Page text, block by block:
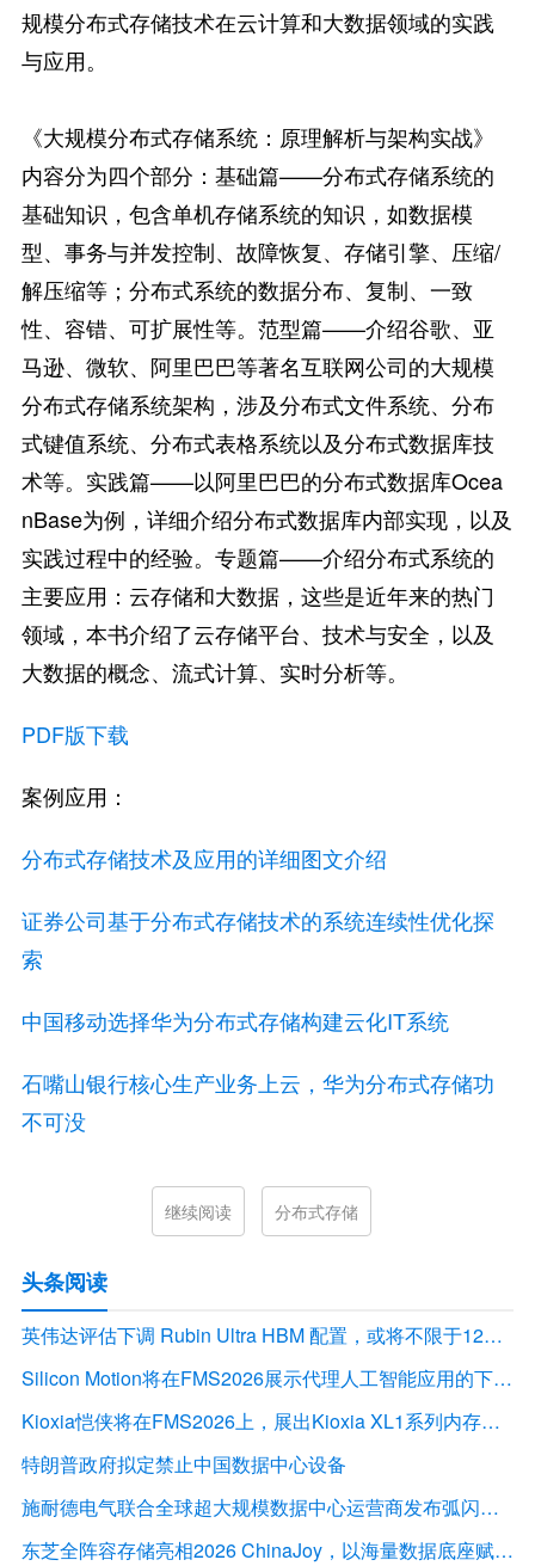
规模分布式存储技术在云计算和大数据领域的实践
与应用。
《大规模分布式存储系统：原理解析与架构实战》
内容分为四个部分：基础篇——分布式存储系统的
基础知识，包含单机存储系统的知识，如数据模
型、事务与并发控制、故障恢复、存储引擎、压缩/
解压缩等；分布式系统的数据分布、复制、一致
性、容错、可扩展性等。范型篇——介绍谷歌、亚
马逊、微软、阿里巴巴等著名互联网公司的大规模
分布式存储系统架构，涉及分布式文件系统、分布
式键值系统、分布式表格系统以及分布式数据库技
术等。实践篇——以阿里巴巴的分布式数据库Ocea
nBase为例，详细介绍分布式数据库内部实现，以及
实践过程中的经验。专题篇——介绍分布式系统的
主要应用：云存储和大数据，这些是近年来的热门
领域，本书介绍了云存储平台、技术与安全，以及
大数据的概念、流式计算、实时分析等。
PDF版下载
案例应用：
分布式存储技术及应用的详细图文介绍
证券公司基于分布式存储技术的系统连续性优化探
索
中国移动选择华为分布式存储构建云化IT系统
石嘴山银行核心生产业务上云，华为分布式存储功
不可没
继续阅读 分布式存储
头条阅读
英伟达评估下调 Rubin Ultra HBM 配置，或将不限于12Hi HBM4E
Silicon Motion将在FMS2026展示代理人工智能应用的下一代存储解决方案
Kioxia恺侠将在FMS2026上，展出Kioxia XL1系列内存扩展模块
特朗普政府拟定禁止中国数据中心设备
施耐德电气联合全球超大规模数据中心运营商发布弧闪风险评估报告
东芝全阵容存储亮相2026 ChinaJoy，以海量数据底座赋能“与AI同游”新体验